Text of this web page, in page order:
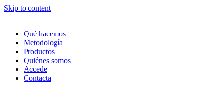
Skip to content
Qué hacemos
Metodología
Productos
Quiénes somos
Accede
Contacta